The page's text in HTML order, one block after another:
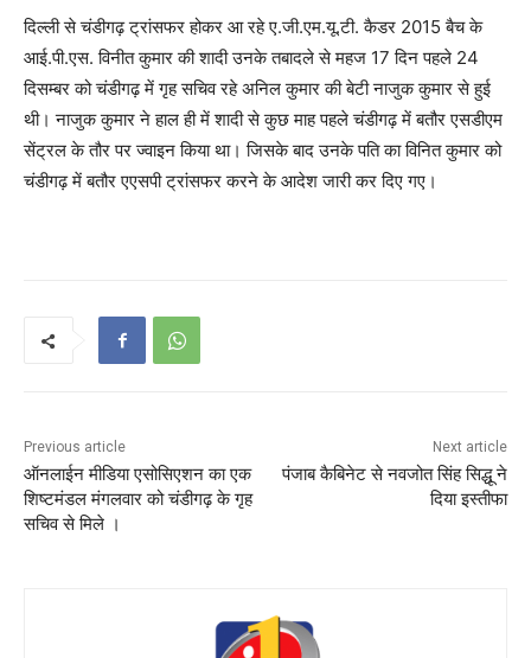
दिल्ली से चंडीगढ़ ट्रांसफर होकर आ रहे ए.जी.एम.यू.टी. कैडर 2015 बैच के
आई.पी.एस. विनीत कुमार की शादी उनके तबादले से महज 17 दिन पहले 24
दिसम्बर को चंडीगढ़ में गृह सचिव रहे अनिल कुमार की बेटी नाजुक कुमार से हुई
थी। नाजुक कुमार ने हाल ही में शादी से कुछ माह पहले चंडीगढ़ में बतौर एसडीएम
सेंट्रल के तौर पर ज्वाइन किया था। जिसके बाद उनके पति का विनित कुमार को
चंडीगढ़ में बतौर एएसपी ट्रांसफर करने के आदेश जारी कर दिए गए।
Previous article
ऑनलाईन मीडिया एसोसिएशन का एक
शिष्टमंडल मंगलवार को चंडीगढ़ के गृह
सचिव से मिले ।
Next article
पंजाब कैबिनेट से नवजोत सिंह सिद्धू ने
दिया इस्तीफा